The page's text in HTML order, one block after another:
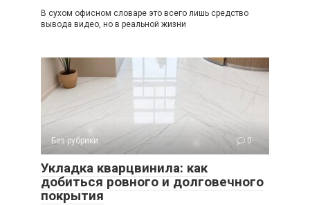
В сухом офисном словаре это всего лишь средство
вывода видео, но в реальной жизни
Без рубрики 0
Укладка кварцвинила: как
добиться ровного и долговечного
покрытия